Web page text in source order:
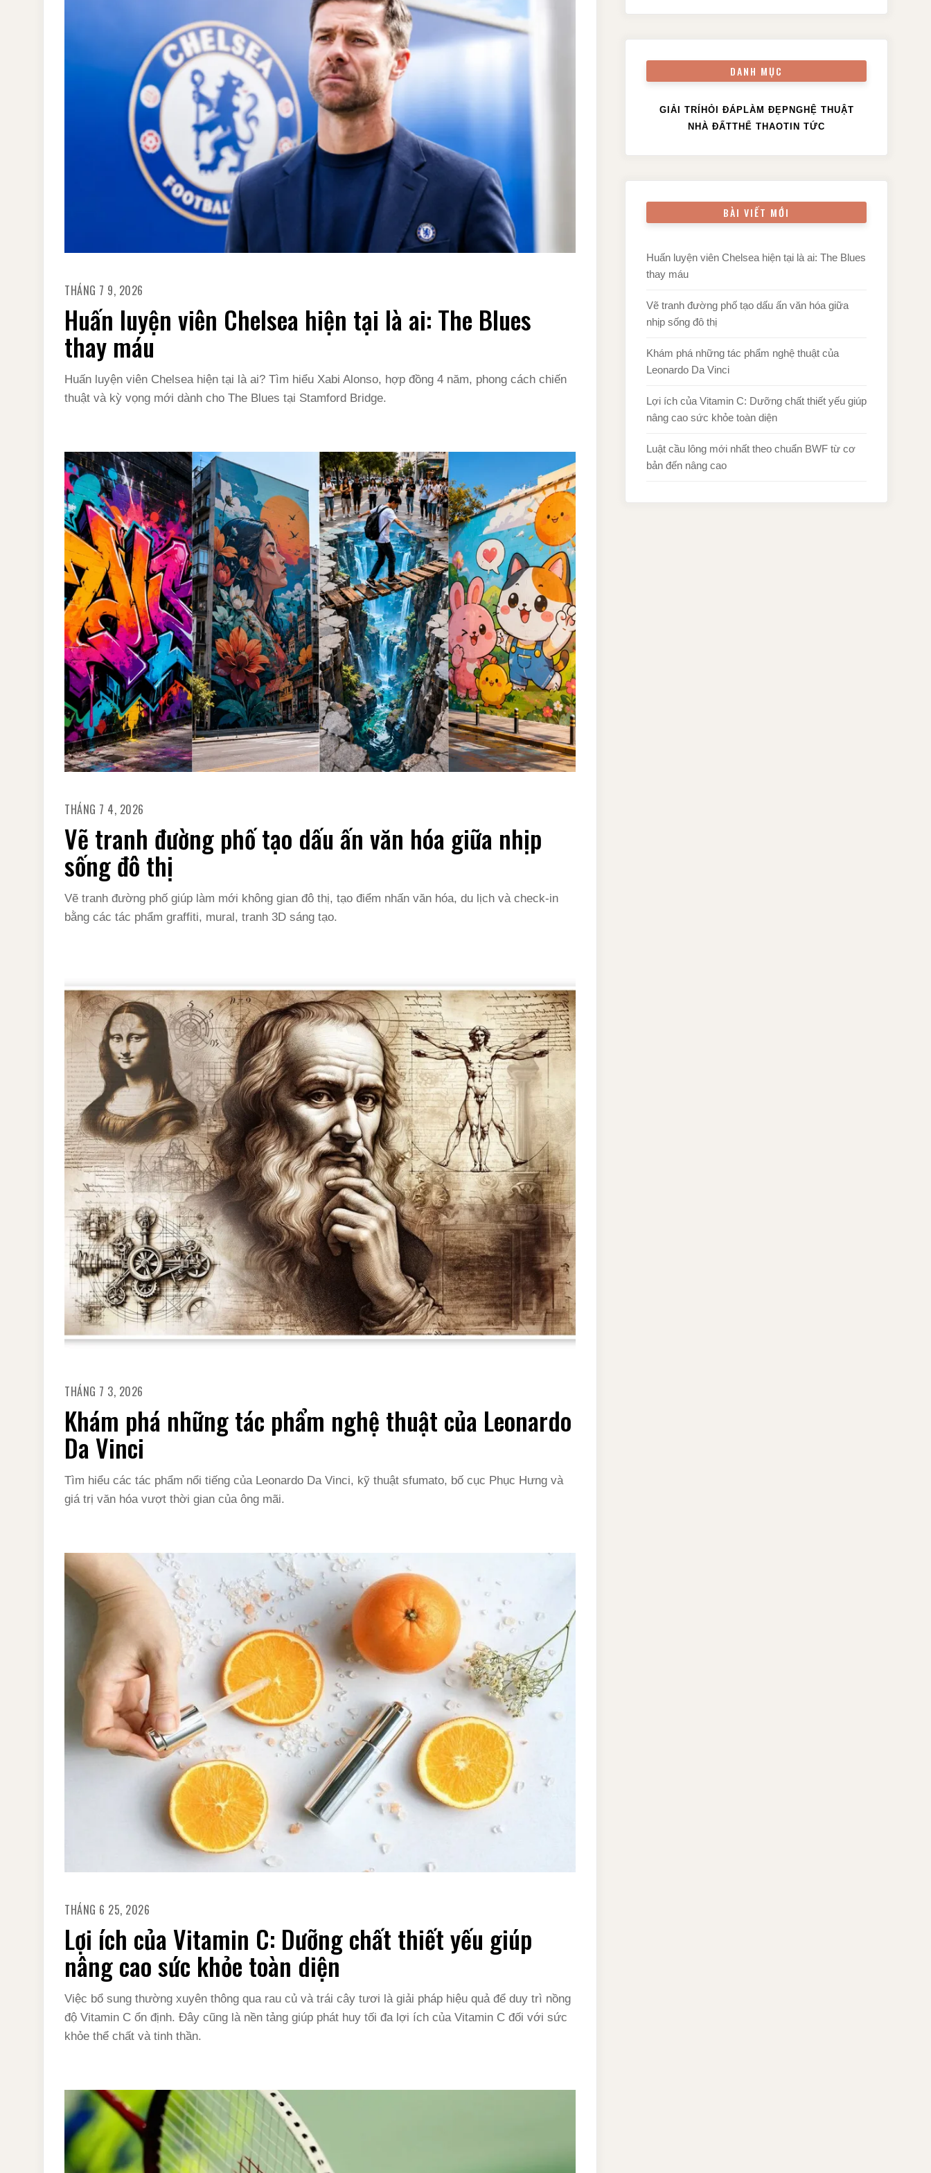
THÁNG 7 9, 2026
Huấn luyện viên Chelsea hiện tại là ai: The Blues
thay máu
Huấn luyện viên Chelsea hiện tại là ai? Tìm hiểu Xabi Alonso, hợp đồng 4 năm, phong cách chiến
thuật và kỳ vọng mới dành cho The Blues tại Stamford Bridge.
THÁNG 7 4, 2026
Vẽ tranh đường phố tạo dấu ấn văn hóa giữa nhịp
sống đô thị
Vẽ tranh đường phố giúp làm mới không gian đô thị, tạo điểm nhấn văn hóa, du lịch và check-in
bằng các tác phẩm graffiti, mural, tranh 3D sáng tạo.
THÁNG 7 3, 2026
Khám phá những tác phẩm nghệ thuật của Leonardo
Da Vinci
Tìm hiểu các tác phẩm nổi tiếng của Leonardo Da Vinci, kỹ thuật sfumato, bố cục Phục Hưng và
giá trị văn hóa vượt thời gian của ông mãi.
THÁNG 6 25, 2026
Lợi ích của Vitamin C: Dưỡng chất thiết yếu giúp
nâng cao sức khỏe toàn diện
Việc bổ sung thường xuyên thông qua rau củ và trái cây tươi là giải pháp hiệu quả để duy trì nồng
độ Vitamin C ổn định. Đây cũng là nền tảng giúp phát huy tối đa lợi ích của Vitamin C đối với sức
khỏe thể chất và tinh thần.
DANH MỤC
GIẢI TRÍ HỎI ĐÁP LÀM ĐẸP NGHỆ THUẬT
NHÀ ĐẤTTHỂ THAOTIN TỨC
BÀI VIẾT MỚI
Huấn luyện viên Chelsea hiện tại là ai: The Blues
thay máu
Vẽ tranh đường phố tạo dấu ấn văn hóa giữa
nhịp sống đô thị
Khám phá những tác phẩm nghệ thuật của
Leonardo Da Vinci
Lợi ích của Vitamin C: Dưỡng chất thiết yếu giúp
nâng cao sức khỏe toàn diện
Luật cầu lông mới nhất theo chuẩn BWF từ cơ
bản đến nâng cao